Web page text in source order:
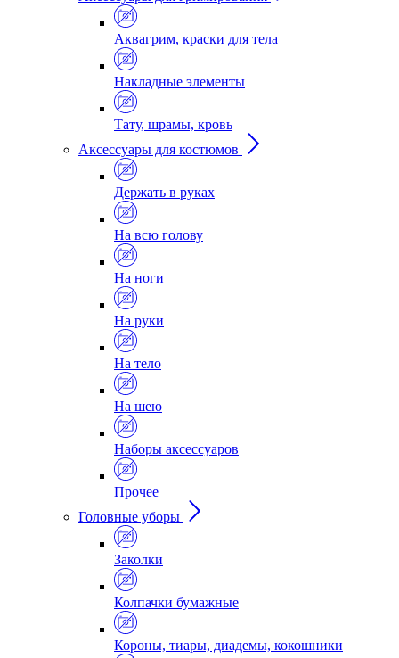
Аквагрим, краски для тела
Накладные элементы
Тату, шрамы, кровь
Аксессуары для костюмов
Держать в руках
На всю голову
На ноги
На руки
На тело
На шею
Наборы аксессуаров
Прочее
Головные уборы
Заколки
Колпачки бумажные
Короны, тиары, диадемы, кокошники